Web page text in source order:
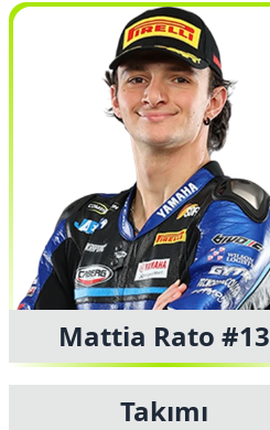
Mattia Rato #13
Takımı